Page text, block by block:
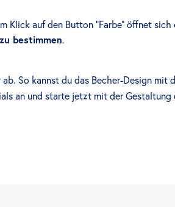
auf den Button “Farbe” öffnet sich
zu bestimmen.
So kannst du das Becher-Design mit
an und starte jetzt mit der